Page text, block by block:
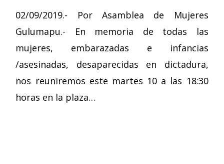
02/09/2019.- Por Asamblea de Mujeres
Gulumapu.- En memoria de todas las
mujeres, embarazadas e infancias
/asesinadas, desaparecidas en dictadura,
nos reuniremos este martes 10 a las 18:30
horas en la plaza…